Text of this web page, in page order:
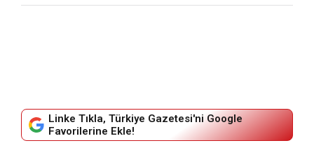
Linke Tıkla, Türkiye Gazetesi'ni Google
Favorilerine Ekle!